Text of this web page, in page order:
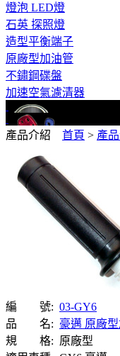
燈泡 LED燈
石英 探照燈
造型平衡端子
原廠型加油管
不鏽鋼碟盤
加速空氣濾清器
產品介紹 首頁 > 產
編 號: 03-GY6
品 名: 豪邁 原廠
規 格: 原廠型